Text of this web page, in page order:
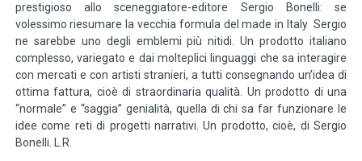
prestigioso allo sceneggiatore-editore Sergio Bonelli: se
volessimo riesumare la vecchia formula del made in Italy Sergio
ne sarebbe uno degli emblemi più nitidi. Un prodotto italiano
complesso, variegato e dai molteplici linguaggi che sa interagire
con mercati e con artisti stranieri, a tutti consegnando un’idea di
ottima fattura, cioè di straordinaria qualità. Un prodotto di una
“normale” e “saggia” genialità, quella di chi sa far funzionare le
idee come reti di progetti narrativi. Un prodotto, cioè, di Sergio
Bonelli. L.R.